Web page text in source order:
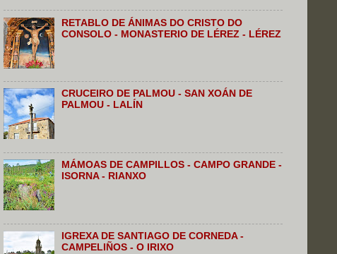
RETABLO DE ÁNIMAS DO CRISTO DO
CONSOLO - MONASTERIO DE LÉREZ - LÉREZ
CRUCEIRO DE PALMOU - SAN XOÁN DE
PALMOU - LALÍN
MÁMOAS DE CAMPILLOS - CAMPO GRANDE -
ISORNA - RIANXO
IGREXA DE SANTIAGO DE CORNEDA -
CAMPELIÑOS - O IRIXO